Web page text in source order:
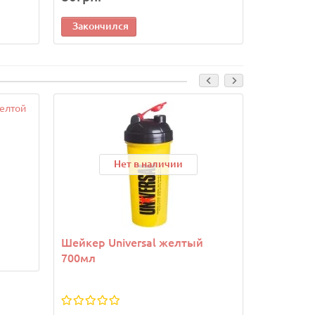
Закончился
Нет в наличии
Шейкер Universal желтый
700мл